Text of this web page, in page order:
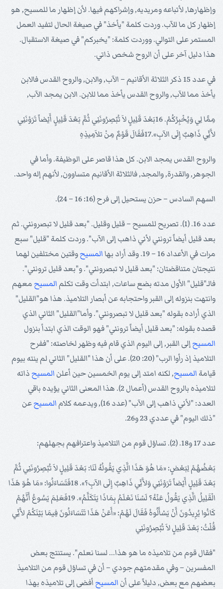
وإظهارها, لأتباعه ومريديه, وإشراكهم فيها. لأن إظهار ما للمسيح, هو
إظهار كل ما للآب. وردت كلمة "يأخذ" في صيغة الحال لتفيد العمل
المستمر على التوالي. ووردت كلمة: "يخبركم" في صيغة الاستقبال.
هذا دليل آخر على أن الروح شخص ذاتي.
في عدد 15 ذكر الثلاثة الأقانيم – الآب, والابن, والروح القدس فالابن
يأخذ مما للآب, والروح القدس يأخذ مما للابن. الابن يمجد الآب,
مِمَّا لِي وَيُخْبِرُكُمْ. 16بَعْدَ قَلِيلٍ لاَ تُبْصِرُونَنِي ثُمَّ بَعْدَ قَلِيلٍ أَيْضاً تَرَوْنَنِي
لأَنِّي ذَاهِبٌ إِلَى الآبِ».17فَقَالَ قَوْمٌ مِنْ تلاَمِيذِهِ
والروح القدس يمجد الابن. كل هذا قاصر على الوظيفة. وأما في
الجوهر, والقدرة, والمجد, فالثلاثة الأقانيم متساوون, لأنهم إله واحد.
السهم السادس – حزن يستحيل إلى فرح (16: 16 – 24).
عدد 16. (1). تصريح للمسيح – قليل وقليل. "بعد قليل لا تبصرونني. ثم
بعد قليل أيضاً ترونني لأني ذاهب إلى الآب". وردت كلمة "قليل" سبع
مرات في الأعداد 16 – 19. وقد أراد بها
المسيحوقتين مختلفين لهما
نتيجتان متناقضتان: "بعد قليل لا تبصرونني". و"بعد قليل ترونني".
فالـ"قليل" الأول مدته بضع ساعات, ابتدأت وقت تكلم المسيح معهم
وانتهت بنزوله إلى القبر واحتجابه عن أبصار التلاميذ. هذا هو"القليل"
الذي أراده بقوله "بعد قليل لا تبصرونني". وأما"القليل" الثاني الذي
قصده بقوله: "بعد قليل أيضاً ترونني" فهو الوقت الذي ابتدأ بنزول
المسيحإلى القبر, إلى اليوم الذي قام فيه وظهر لخاصته: "ففرح
التلاميذ إذ رأوا الرب" (20: 20). على أن هذا "القليل" الثاني لم ينته بيوم
قيامة المسيح, لكنه امتد إلى يوم الخمسين حين أعلن المسيح ذاته
لتلاميذه بالروح القدس (أعمال 2). هذا المعنى الثاني يؤيده باقي
العدد: "لأني ذاهب إلى الآب" (عدد 16), ويدعمه كلام
المسيحعن
"ذلك اليوم" في عددي 23 و26.
عدد 17 و18. (2). تساؤل قوم من التلاميذ واعترافهم بجهلهم:
بَعْضُهُمْ لِبَعْضٍ: «مَا هُوَ هَذَا الَّذِي يَقُولُهُ لَنَا: بَعْدَ قَلِيلٍ لاَ تُبْصِرُونَنِي ثُمَّ
بَعْدَ قَلِيلٍ أَيْضاً تَرَوْنَنِي وَلأَنِّي ذَاهِبٌ إِلَى الآبِ؟». 18فَتَسَاءَلُوا: «مَا هُوَ هَذَا
الْقَلِيلُ الَّذِي يَقُولُ عَنْهُ؟ لَسْنَا نَعْلَمُ بِمَاذَا يَتَكَلَّمُ». 19فَعَلِمَ يَسُوعُ أَنَّهُمْ
كَانُوا يُرِيدُونَ أَنْ يَسْأَلُوهُ فَقَالَ لَهُمْ: «أَعَنْ هَذَا تَتَسَاءَلُونَ فِيمَا بَيْنَكُمْ لأَنِّي
قُلْتُ: بَعْدَ قَلِيلٍ لاَ تُبْصِرُونَنِي
"فقال قوم من تلاميذه ما هو هذا... لسنا نعلم". يستنتج بعض
المفسرين – وفي مقدمتهم جودي – أن في تساؤل قوم من التلاميذ
بعضهم مع بعض, دليلاً على أن المسيح أفضى إلى تلاميذه بهذا